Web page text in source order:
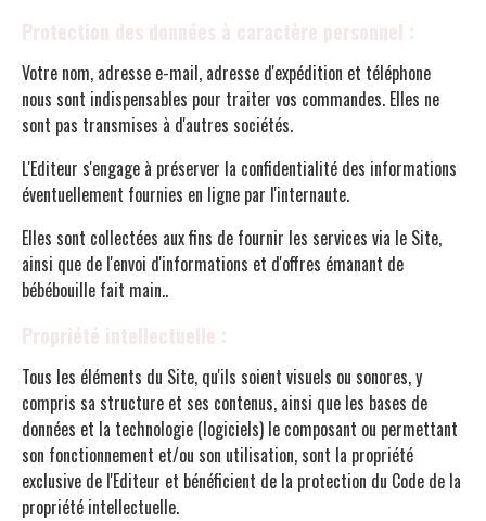
Votre nom, adresse e-mail, adresse d'expédition et téléphone
nous sont indispensables pour traiter vos commandes. Elles ne
sont pas transmises à d'autres sociétés.
L'Editeur s'engage à préserver la confidentialité des informations
éventuellement fournies en ligne par l'internaute.
Elles sont collectées aux fins de fournir les services via le Site,
ainsi que de l'envoi d'informations et d'offres émanant de
bébébouille fait main..
Tous les éléments du Site, qu'ils soient visuels ou sonores, y
compris sa structure et ses contenus, ainsi que les bases de
données et la technologie (logiciels) le composant ou permettant
son fonctionnement et/ou son utilisation, sont la propriété
exclusive de l'Editeur et bénéficient de la protection du Code de la
propriété intellectuelle.